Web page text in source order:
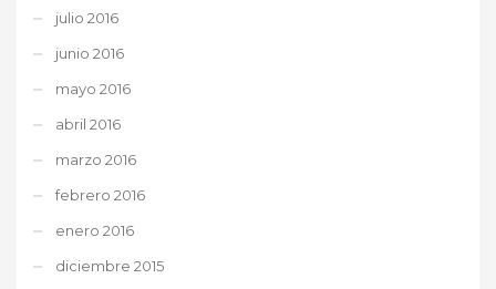
julio 2016
junio 2016
mayo 2016
abril 2016
marzo 2016
febrero 2016
enero 2016
diciembre 2015